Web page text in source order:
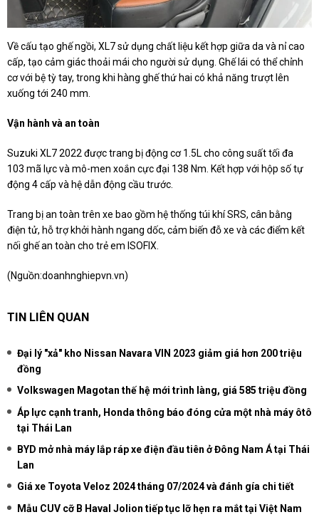
Về cấu tạo ghế ngồi, XL7 sử dụng chất liệu kết hợp giữa da và nỉ cao
cấp, tạo cảm giác thoải mái cho người sử dụng. Ghế lái có thể chỉnh
cơ với bệ tỳ tay, trong khi hàng ghế thứ hai có khả năng trượt lên
xuống tới 240 mm.
Vận hành và an toàn
Suzuki XL7 2022 được trang bị động cơ 1.5L cho công suất tối đa
103 mã lực và mô-men xoắn cực đại 138 Nm. Kết hợp với hộp số tự
động 4 cấp và hệ dẫn động cầu trước.
Trang bị an toàn trên xe bao gồm hệ thống túi khí SRS, cân bằng
điện tử, hỗ trợ khởi hành ngang dốc, cảm biến đỗ xe và các điểm kết
nối ghế an toàn cho trẻ em ISOFIX.
(Nguồn:doanhnghiepvn.vn)
TIN LIÊN QUAN
Đại lý "xả" kho Nissan Navara VIN 2023 giảm giá hơn 200 triệu
đồng
Volkswagen Magotan thế hệ mới trình làng, giá 585 triệu đồng
Áp lực cạnh tranh, Honda thông báo đóng cửa một nhà máy ôtô
tại Thái Lan
BYD mở nhà máy lắp ráp xe điện đầu tiên ở Đông Nam Á tại Thái
Lan
Giá xe Toyota Veloz 2024 tháng 07/2024 và đánh gía chi tiết
Mẫu CUV cỡ B Haval Jolion tiếp tục lỡ hẹn ra mắt tại Việt Nam